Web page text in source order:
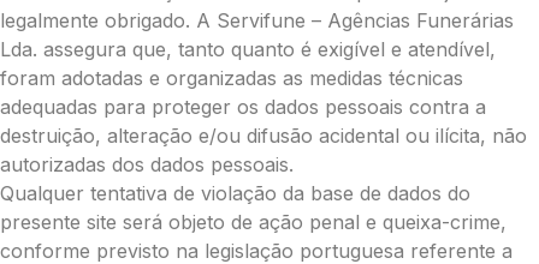
Mini (€75)
Pequena (€85)
Média (€100)
Grande (€115)
O seu nome*
Contacto telefónico*
legalmente obrigado. A Servifune – Agências Funerárias
Lda. assegura que, tanto quanto é exigível e atendível,
foram adotadas e organizadas as medidas técnicas
adequadas para proteger os dados pessoais contra a
destruição, alteração e/ou difusão acidental ou ilícita, não
autorizadas dos dados pessoais.
Qualquer tentativa de violação da base de dados do
presente site será objeto de ação penal e queixa-crime,
conforme previsto na legislação portuguesa referente a